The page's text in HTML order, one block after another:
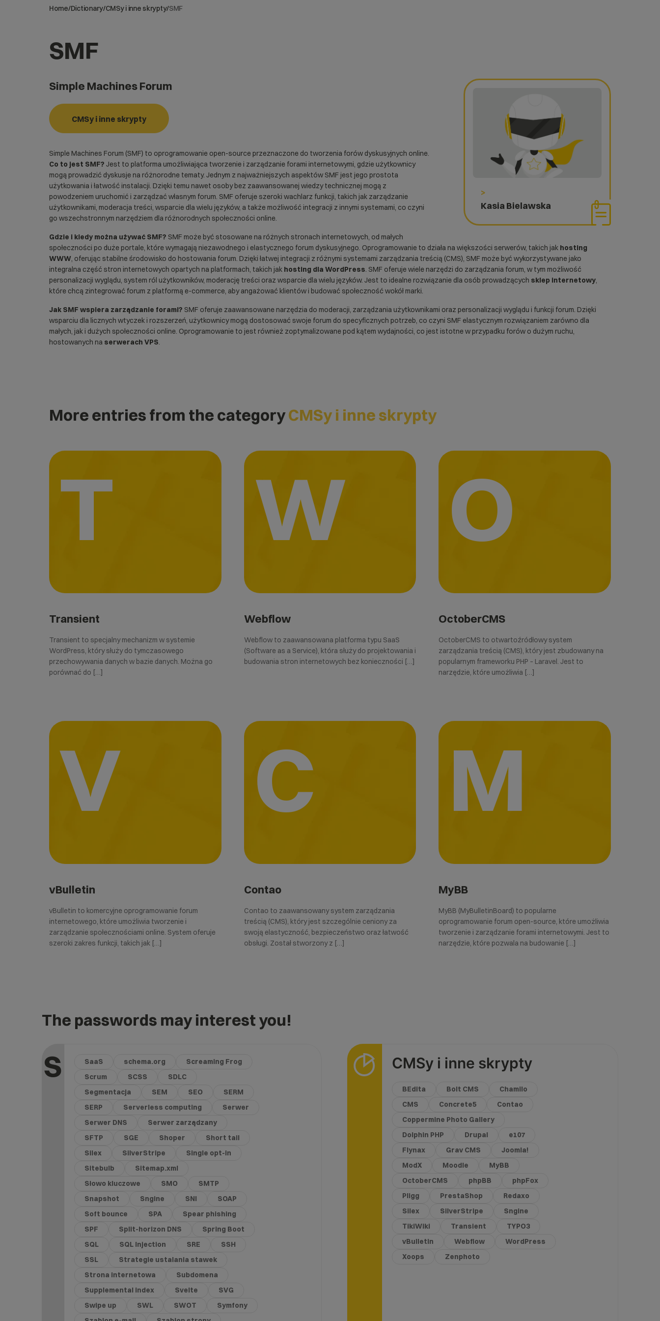
Home/Dictionary/CMSy i inne skrypty/SMF
SMF
>
Kasia Bielawska
Simple Machines Forum
CMSy i inne skrypty
Simple Machines Forum (SMF) to oprogramowanie open-source przeznaczone do tworzenia forów dyskusyjnych online.
Co to jest SMF? Jest to platforma umożliwiająca tworzenie i zarządzanie forami internetowymi, gdzie użytkownicy
mogą prowadzić dyskusje na różnorodne tematy. Jednym z najważniejszych aspektów SMF jest jego prostota
użytkowania i łatwość instalacji. Dzięki temu nawet osoby bez zaawansowanej wiedzy technicznej mogą z
powodzeniem uruchomić i zarządzać własnym forum. SMF oferuje szeroki wachlarz funkcji, takich jak zarządzanie
użytkownikami, moderacja treści, wsparcie dla wielu języków, a także możliwość integracji z innymi systemami, co czyni
go wszechstronnym narzędziem dla różnorodnych społeczności online.
Gdzie i kiedy można używać SMF? SMF może być stosowane na różnych stronach internetowych, od małych
społeczności po duże portale, które wymagają niezawodnego i elastycznego forum dyskusyjnego. Oprogramowanie to działa na większości serwerów, takich jak hosting
WWW, oferując stabilne środowisko do hostowania forum. Dzięki łatwej integracji z różnymi systemami zarządzania treścią (CMS), SMF może być wykorzystywane jako
integralna część stron internetowych opartych na platformach, takich jak hosting dla WordPress. SMF oferuje wiele narzędzi do zarządzania forum, w tym możliwość
personalizacji wyglądu, system ról użytkowników, moderację treści oraz wsparcie dla wielu języków. Jest to idealne rozwiązanie dla osób prowadzących sklep internetowy,
które chcą zintegrować forum z platformą e-commerce, aby angażować klientów i budować społeczność wokół marki.
Jak SMF wspiera zarządzanie forami? SMF oferuje zaawansowane narzędzia do moderacji, zarządzania użytkownikami oraz personalizacji wyglądu i funkcji forum. Dzięki
wsparciu dla licznych wtyczek i rozszerzeń, użytkownicy mogą dostosować swoje forum do specyficznych potrzeb, co czyni SMF elastycznym rozwiązaniem zarówno dla
małych, jak i dużych społeczności online. Oprogramowanie to jest również zoptymalizowane pod kątem wydajności, co jest istotne w przypadku forów o dużym ruchu,
hostowanych na serwerach VPS.
More entries from the categoryCMSy i inne skrypty
T
Transient
Transient to specjalny mechanizm w systemie
WordPress, który służy do tymczasowego
przechowywania danych w bazie danych. Można go
porównać do […]
W
Webflow
Webflow to zaawansowana platforma typu SaaS
(Software as a Service), która służy do projektowania i
budowania stron internetowych bez konieczności […]
O
OctoberCMS
OctoberCMS to otwartoźródłowy system
zarządzania treścią (CMS), który jest zbudowany na
popularnym frameworku PHP – Laravel. Jest to
narzędzie, które umożliwia […]
V
vBulletin
vBulletin to komercyjne oprogramowanie forum
internetowego, które umożliwia tworzenie i
zarządzanie społecznościami online. System oferuje
szeroki zakres funkcji, takich jak […]
C
Contao
Contao to zaawansowany system zarządzania
treścią (CMS), który jest szczególnie ceniony za
swoją elastyczność, bezpieczeństwo oraz łatwość
obsługi. Został stworzony z […]
M
MyBB
MyBB (MyBulletinBoard) to popularne
oprogramowanie forum open-source, które umożliwia
tworzenie i zarządzanie forami internetowymi. Jest to
narzędzie, które pozwala na budowanie […]
The passwords may interest you!
S SaaS schema.org
Screaming Frog
Scrum
SCSS
SDLC
Segmentacja
SEM SEO
SERM
SERP
Serverless computing
Serwer
Serwer DNS
Serwer zarządzany
SFTP
SGE Shoper
Short tail
Silex
SilverStripe
Single opt-in
Sitebulb
Sitemap.xml
Słowo kluczowe
SMO
SMTP
Snapshot
Sngine SNI
SOAP
Soft bounce
SPA
Spear phishing
SPF
Split-horizon DNS
Spring Boot
SQL
SQL Injection SRE
SSH
SSL
Strategie ustalania stawek
Strona internetowa
Subdomena
Supplemental index
Svelte
SVG
Swipe up
SWL SWOT
Symfony
CMSy i inne skrypty
BEdita Bolt CMS
Chamilo
CMS
Concrete5
Contao
Coppermine Photo Gallery
Dolphin PHP
Drupal
e107
Flynax
Grav CMS
Joomla!
ModX
Moodle
MyBB
OctoberCMS
phpBB
phpFox
Pligg
PrestaShop
Redaxo
Silex
SilverStripe
Sngine
TikiWiki
Transient
TYPO3
vBulletin
Webflow
WordPress
Xoops
Zenphoto